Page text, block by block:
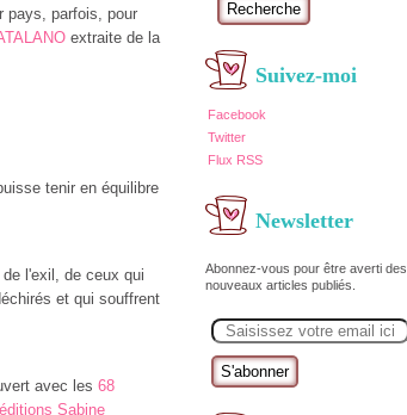
Recherche
Suivez-moi
Facebook
Twitter
Flux RSS
Newsletter
Abonnez-vous pour être averti des
nouveaux articles publiés.
m
pays, parfois, pour
extraite de la
tenir en équilibre
l'exil, de ceux qui
et qui souffrent
avec les 68
éditions Sabine